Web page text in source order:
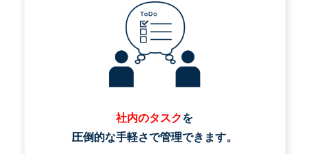
社内のタスクを
圧倒的な手軽さで管理できます。